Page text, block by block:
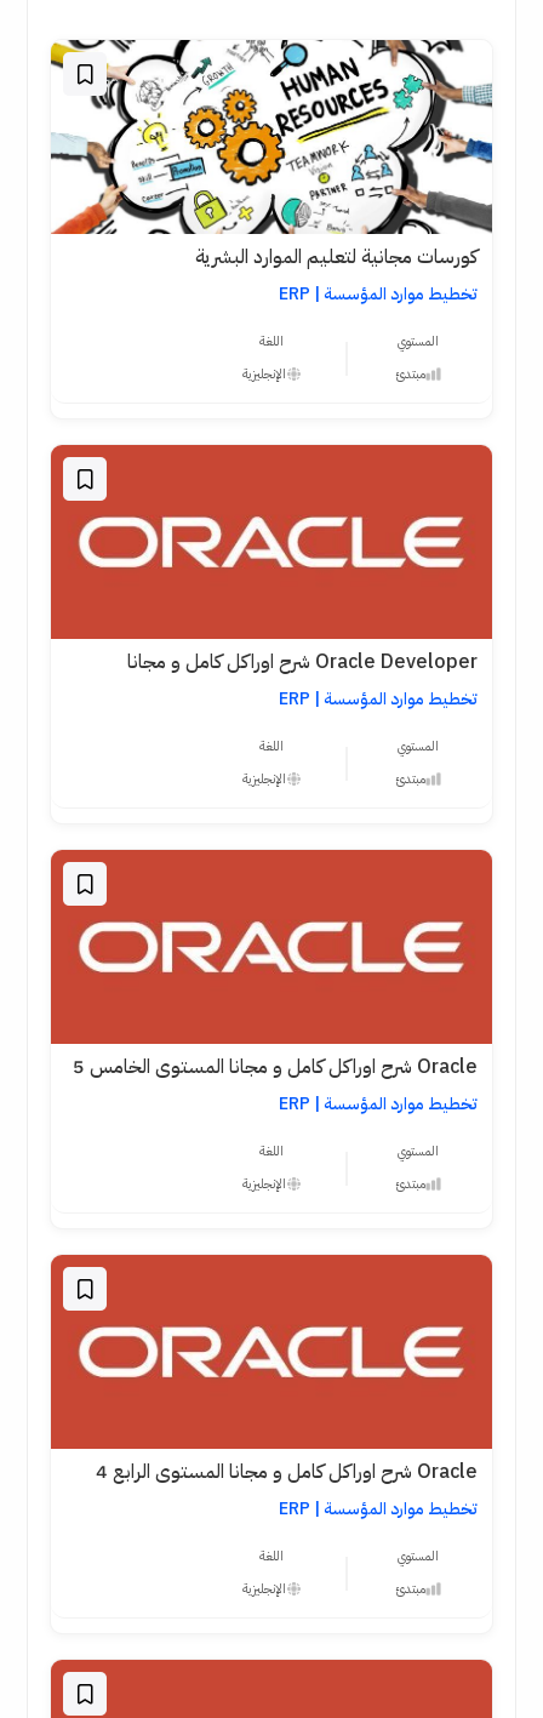
كورسات مجانية لتعليم الموارد البشرية
تخطيط موارد المؤسسة | ERP
المستوي
مبتدئ
اللغة
الإنجليزية
Oracle Developer شرح اوراكل كامل و مجانا
تخطيط موارد المؤسسة | ERP
المستوي
مبتدئ
اللغة
الإنجليزية
Oracle شرح اوراكل كامل و مجانا المستوى الخامس 5
تخطيط موارد المؤسسة | ERP
المستوي
مبتدئ
اللغة
الإنجليزية
Oracle شرح اوراكل كامل و مجانا المستوى الرابع 4
تخطيط موارد المؤسسة | ERP
المستوي
مبتدئ
اللغة
الإنجليزية